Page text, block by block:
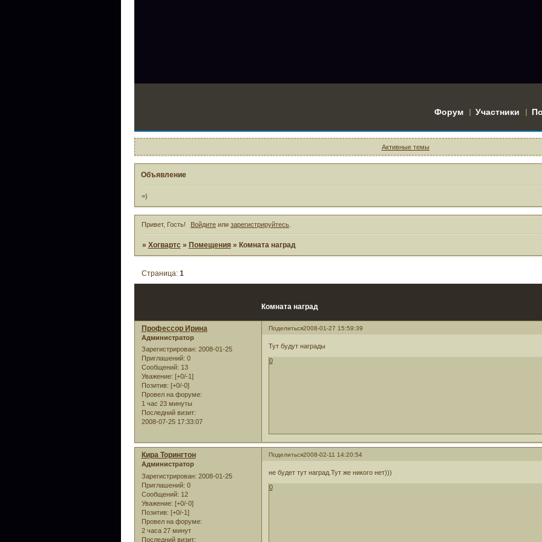
Форум Участники
Активные темы
Объявление
=)
Привет, Гость! Войдите или зарегистрируйтесь
» Хогвартс » Помещения » Комната наград
Комната наград
Страница: 1
Поделиться2008-01-27 15:59:39
Профессор Ирина
Администратор
Зарегистрирован: 2008-01-25
Приглашений: 0
Сообщений: 13
Уважение: [+0/-1]
Позитив: [+0/-0]
Провел на форуме:
1 час 23 минуты
Последний визит:
2008-07-25 17:33:07
Тут будут награды
0
Поделиться2008-02-11 14:20:54
Кира Торингтон
Администратор
Зарегистрирован: 2008-01-25
Приглашений: 0
Сообщений: 12
Уважение: [+0/-0]
Позитив: [+0/-1]
Провел на форуме:
2 часа 27 минут
Последний визит:
не будет тут наград.Тут же никого нет)))
0